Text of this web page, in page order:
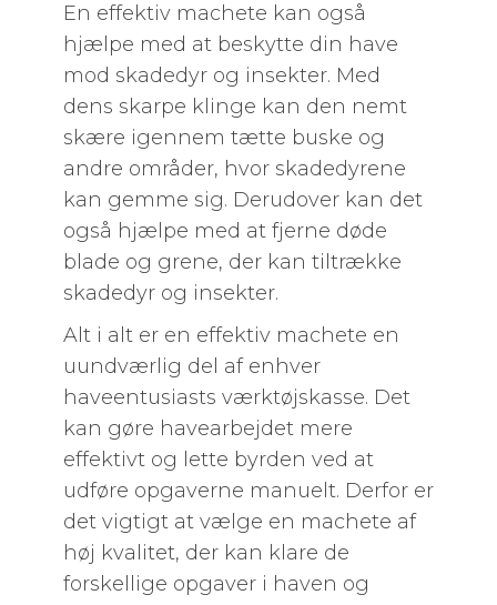
En effektiv machete kan også
hjælpe med at beskytte din have
mod skadedyr og insekter. Med
dens skarpe klinge kan den nemt
skære igennem tætte buske og
andre områder, hvor skadedyrene
kan gemme sig. Derudover kan det
også hjælpe med at fjerne døde
blade og grene, der kan tiltrække
skadedyr og insekter.
Alt i alt er en effektiv machete en
uundværlig del af enhver
haveentusiasts værktøjskasse. Det
kan gøre havearbejdet mere
effektivt og lette byrden ved at
udføre opgaverne manuelt. Derfor er
det vigtigt at vælge en machete af
høj kvalitet, der kan klare de
forskellige opgaver i haven og